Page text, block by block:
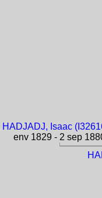
HADJADJ, Isaac
env 1829 - 2 sep